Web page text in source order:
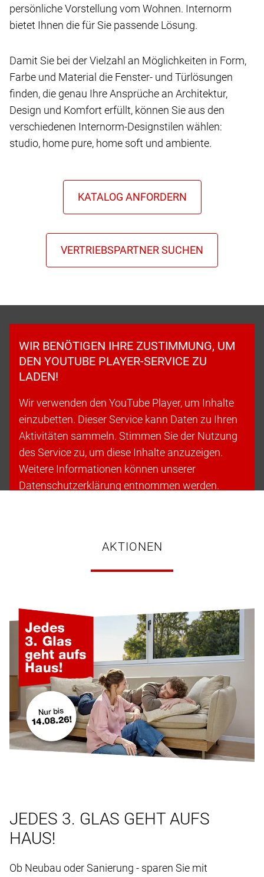
persönliche Vorstellung vom Wohnen. Internorm
bietet Ihnen die für Sie passende Lösung.
Damit Sie bei der Vielzahl an Möglichkeiten in Form,
Farbe und Material die Fenster- und Türlösungen
finden, die genau Ihre Ansprüche an Architektur,
Design und Komfort erfüllt, können Sie aus den
verschiedenen Internorm-Designstilen wählen:
studio, home pure, home soft und ambiente.
WIR BENÖTIGEN IHRE ZUSTIMMUNG, UM
DEN YOUTUBE PLAYER-SERVICE ZU
LADEN!
Wir verwenden den YouTube Player, um Inhalte
einzubetten. Dieser Service kann Daten zu Ihren
Aktivitäten sammeln. Stimmen Sie der Nutzung
des Service zu, um diese Inhalte anzuzeigen.
Weitere Informationen können unserer
Datenschutzerklärung entnommen werden.
AKTIONEN
JEDES 3. GLAS GEHT AUFS
HAUS!
Ob Neubau oder Sanierung - sparen Sie mit